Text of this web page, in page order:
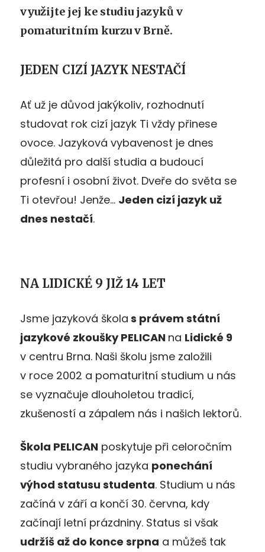
využijte jej ke studiu jazyků v
pomaturitním kurzu v Brně.
JEDEN CIZÍ JAZYK NESTAČÍ
Ať už je důvod jakýkoliv, rozhodnutí
studovat rok cizí jazyk Ti vždy přinese
ovoce. Jazyková vybavenost je dnes
důležitá pro další studia a budoucí
profesní i osobní život. Dveře do světa se
Ti otevřou! Jenže… Jeden cizí jazyk už
dnes nestačí.
NA LIDICKÉ 9 JIŽ 14 LET
Jsme jazyková škola s právem státní
jazykové zkoušky PELICAN na Lidické 9
v centru Brna. Naši školu jsme založili
v roce 2002 a pomaturitní studium u nás
se vyznačuje dlouholetou tradicí,
zkušeností a zápalem nás i našich lektorů.
Škola PELICAN poskytuje při celoročním
studiu vybraného jazyka ponechání
výhod statusu studenta. Studium u nás
začíná v září a končí 30. června, kdy
začínají letní prázdniny. Status si však
udržíš až do konce srpna a můžeš tak